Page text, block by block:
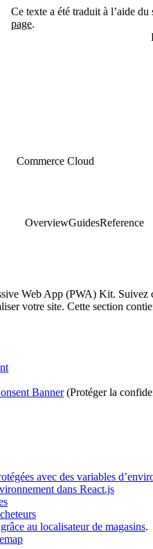
Ce texte a été traduit à l’aide
page.
Commerce Cloud
OverviewGuidesReference
Web App (PWA) Kit.
votre site. Cette section
Banner(Protéger la
avec des variables
dans React.js
au localisateur de magasins.